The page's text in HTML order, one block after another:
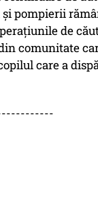
pompierii
de
comunitate
care a